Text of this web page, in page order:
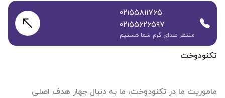
تکنودوخت
ماموریت ما در تکنودوخت، ما به دنبال چهار هدف اصلی
۰۲۱۵۵۸۱۱۷۶۵
۰۲۱۵۵۶۲۶۵۹۷
منتظر صدای گرم شما هستیم